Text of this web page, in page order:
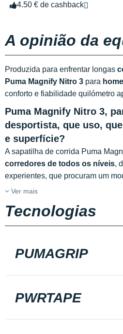
4.50 € de cashback
A opinião da
Produzida para enfrentar longas
Puma Magnify Nitro 3 para
conforto e fiabilidade quilómetro
Puma Magnify Nitro 3,
desportista, que uso,
e superfície?
A sapatilha de corrida Puma
corredores de todos os níveis,
experientes, que procuram um
Ver mais
Tecnologias
PUMAGRIP
PWRTAPE